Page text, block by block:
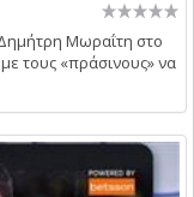
Μωραΐτη στο
τους «πράσινους» να